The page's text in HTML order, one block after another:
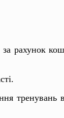
рахунок
тренувань